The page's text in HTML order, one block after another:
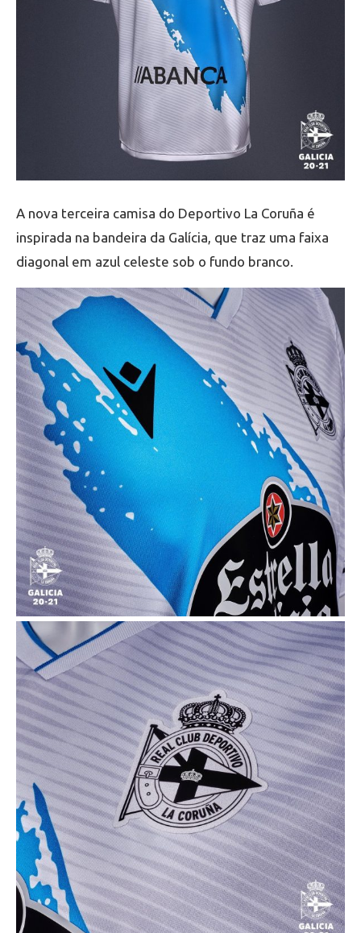
A nova terceira camisa do Deportivo La Coruña é
inspirada na bandeira da Galícia, que traz uma faixa
diagonal em azul celeste sob o fundo branco.